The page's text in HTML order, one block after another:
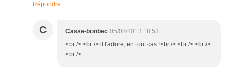
Répondre
C Casse-bonbec 05/08/2013 18:53
<br /> <br /> il l'adore, en tout cas !<br /> <br /> <br />
<br />